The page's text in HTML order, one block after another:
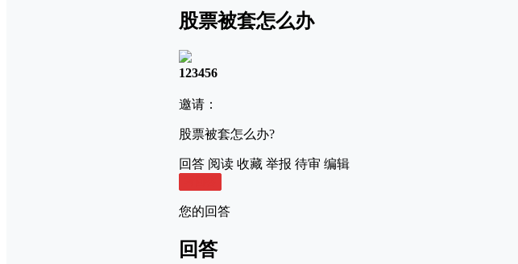
股票被套怎么办
123456
邀请：
股票被套怎么办?
回答 阅读 收藏 举报 待审 编辑
您的回答
回答